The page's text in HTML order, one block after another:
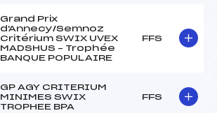
Grand Prix
d'Annecy/Semnoz
Critérium SWIX UVEX
MADSHUS – Trophée
BANQUE POPULAIRE
FFS
GP AGY CRITERIUM
MINIMES SWIX
TROPHEE BPA
FFS